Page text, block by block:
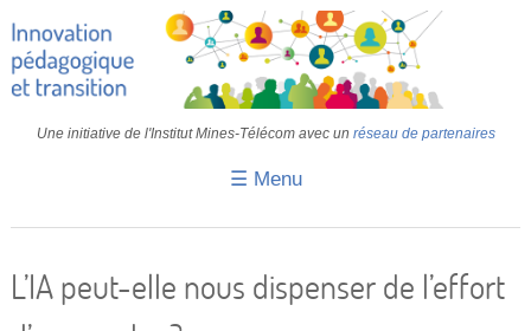
Une initiative de l'Institut Mines-Télécom avec un réseau de partenaires
☰ Menu
Retours d’expériences
L’IA peut-elle nous dispenser de l’effort